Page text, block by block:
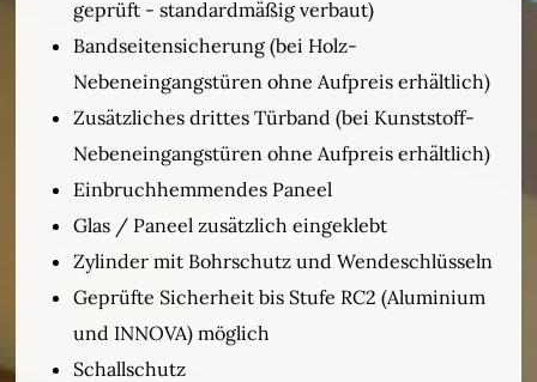
geprüft - standardmäßig verbaut)
Bandseitensicherung (bei Holz-
Nebeneingangstüren ohne Aufpreis erhältlich)
Zusätzliches drittes Türband (bei Kunststoff-
Nebeneingangstüren ohne Aufpreis erhältlich)
Einbruchhemmendes Paneel
Glas / Paneel zusätzlich eingeklebt
Zylinder mit Bohrschutz und Wendeschlüsseln
Geprüfte Sicherheit bis Stufe RC2 (Aluminium
und INNOVA) möglich
Schallschutz